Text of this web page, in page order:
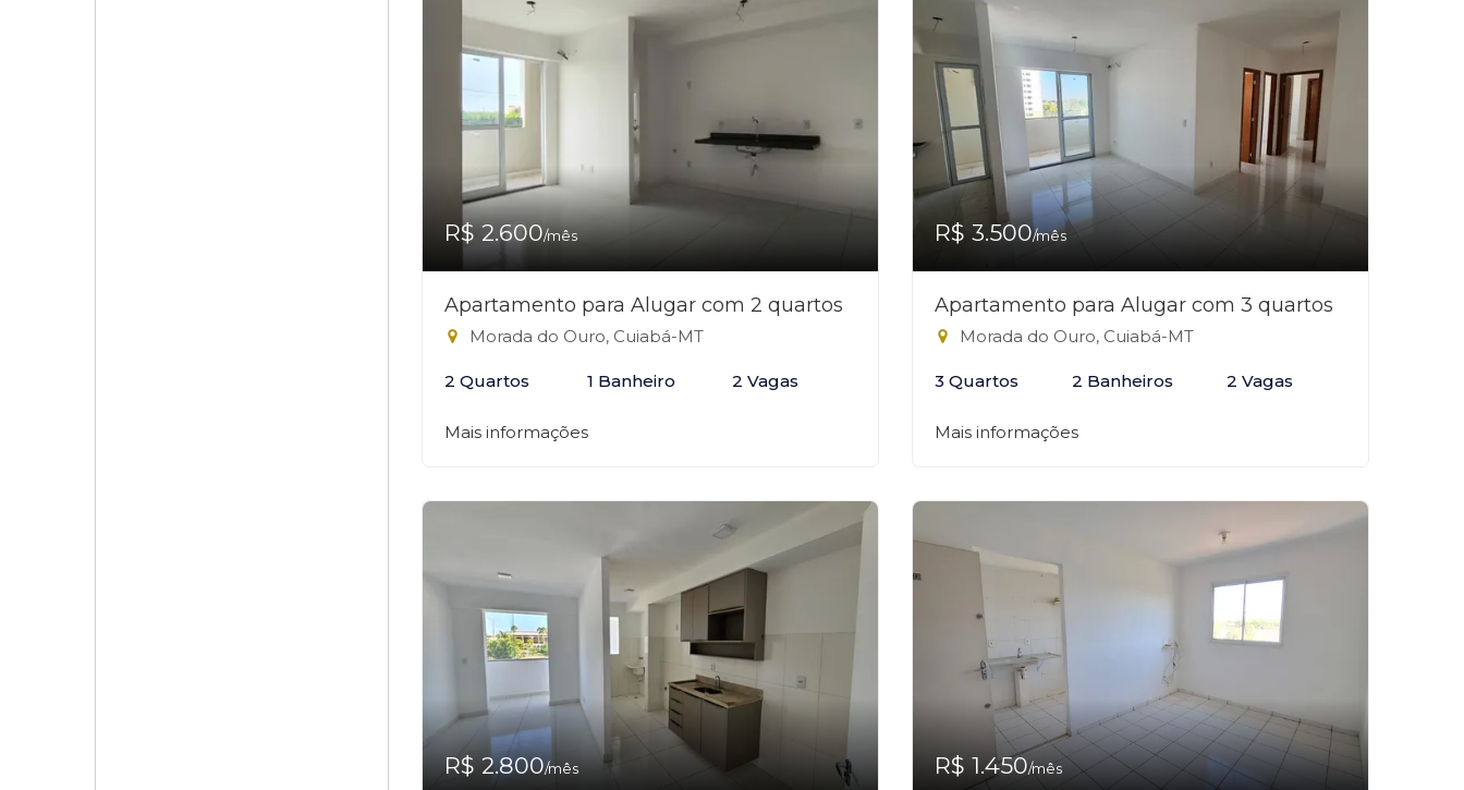
R$ 2.600/mês
Apartamento para Alugar com 2 quartos
Morada do Ouro, Cuiabá-MT
2 Quartos 1 Banheiro 2 Vagas
Mais informações
R$ 3.500/mês
Apartamento para Alugar com 3 quartos
Morada do Ouro, Cuiabá-MT
3 Quartos 2 Banheiros 2 Vagas
Mais informações
R$ 2.800/mês R$ 1.450/mês